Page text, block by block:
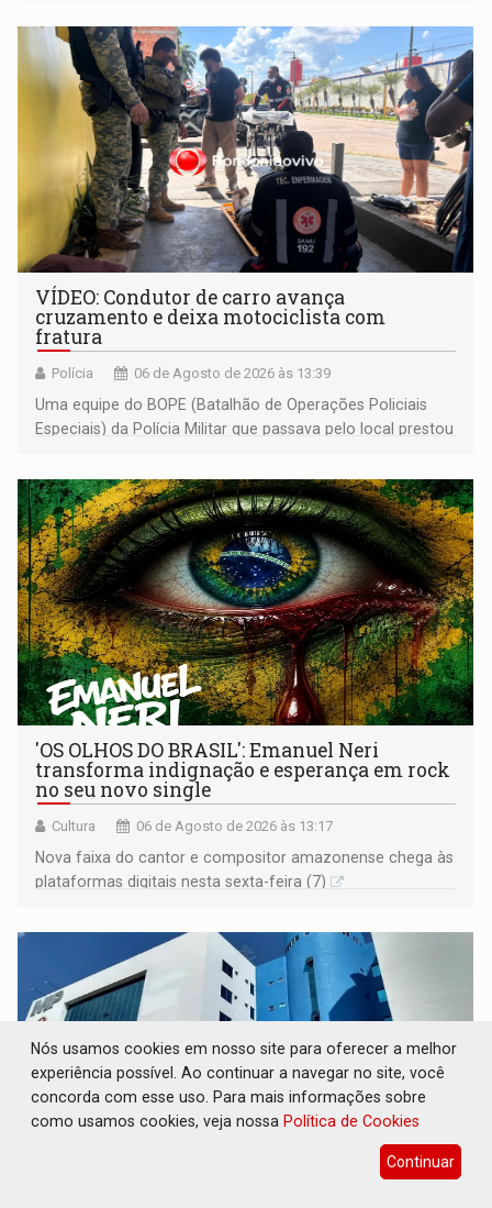
VÍDEO: Condutor de carro avança
cruzamento e deixa motociclista com
fratura
Polícia 06 de Agosto de 2026 às 13:39
Uma equipe do BOPE (Batalhão de Operações Policiais
Especiais) da Polícia Militar que passava pelo local prestou
'OS OLHOS DO BRASIL': Emanuel Neri
transforma indignação e esperança em rock
no seu novo single
Cultura 06 de Agosto de 2026 às 13:17
Nova faixa do cantor e compositor amazonense chega às
plataformas digitais nesta sexta-feira (7)
Nós usamos cookies em nosso site para oferecer a melhor
experiência possível. Ao continuar a navegar no site, você
concorda com esse uso. Para mais informações sobre
como usamos cookies, veja nossa Política de Cookies
Continuar